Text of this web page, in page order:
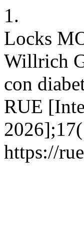
1.
Locks
Willrich
con
RUE
https://